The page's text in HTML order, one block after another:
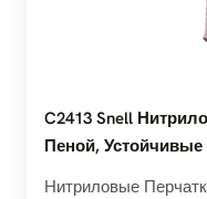
C2413 Snell
Пеной,
Нитриловые